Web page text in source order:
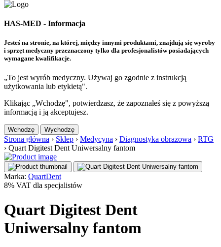
HAS-MED - Informacja
Jesteś na stronie, na której, między innymi produktami, znajdują się wyroby
i sprzęt medyczny przeznaczony tylko dla profesjonalistów posiadających
wymagane kwalifikacje.
„To jest wyrób medyczny. Używaj go zgodnie z instrukcją
użytkowania lub etykietą".
Klikając „Wchodzę", potwierdzasz, że zapoznałeś się z powyższą
informacją i ją akceptujesz.
Wchodzę Wychodzę
Strona główna › Sklep › Medycyna › Diagnostyka obrazowa › RTG
› Quart Digitest Dent Uniwersalny fantom
Marka: QuartDent
8% VAT dla specjalistów
Quart Digitest Dent
Uniwersalny fantom